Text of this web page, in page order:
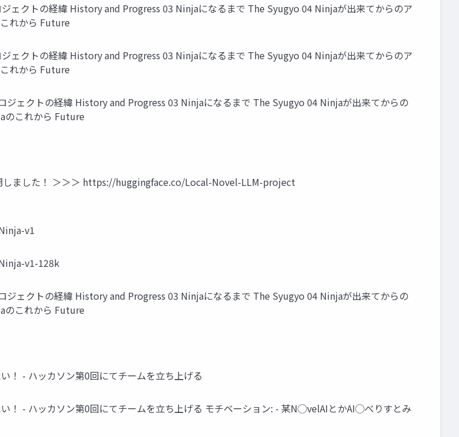
ェクトの経緯 History and Progress 03 Ninjaになるまで The Syugyo 04 Ninjaが出来てからのア
れから Future
ェクトの経緯 History and Progress 03 Ninjaになるまで The Syugyo 04 Ninjaが出来てからのア
れから Future
ェクトの経緯 History and Progress 03 Ninjaになるまで The Syugyo 04 Ninjaが出来てからの
のこれから Future
ました！ ＞＞＞ https://huggingface.co/Local-Novel-LLM-project
v1
v1-128k
ェクトの経緯 History and Progress 03 Ninjaになるまで The Syugyo 04 Ninjaが出来てからの
のこれから Future
！ - ハッカソン第0回にてチームを立ち上げる
！ - ハッカソン第0回にてチームを立ち上げる モチベーション: - 某N◯velAIとかAI◯べりすとみ